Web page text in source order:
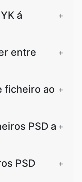
á
+
entre
+
ficheiro ao +
PSD a +
PSD
+